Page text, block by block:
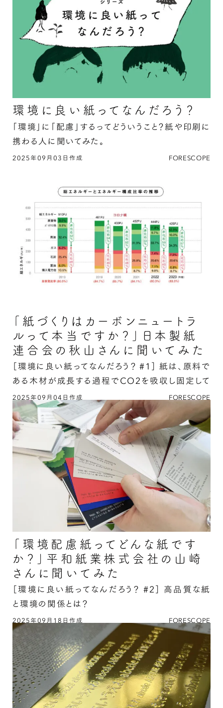
環境に良い紙ってなんだろう？
「環境」に「配慮」するってどういうこと？紙や印刷に
携わる人に聞いてみた。
2025年09月03日作成 FORESCOPE
「紙づくりはカーボンニュートラ
ルって本当ですか？」日本製紙
連合会の秋山さんに聞いてみた
［環境に良い紙ってなんだろう？ #1］ 紙は、原料で
ある木材が成長する過程でCO2を吸収し固定して
いるので、紙を焼却しても新たにCO2を排出したこ
とにはならない …
2025年09月04日作成 FORESCOPE
「紙づくりはカーボンニュートラルって本当です
か？」日本製紙連合会の秋山さんに聞いてみたの
続きを読む
「環境配慮紙ってどんな紙です
か？」平和紙業株式会社の山崎
さんに聞いてみた
［環境に良い紙ってなんだろう？ #2］ 高品質な紙
と環境の関係とは？
2025年09月18日作成 FORESCOPE
「環境配慮紙ってどんな紙ですか？」平和紙業株
式会社の山崎さんに聞いてみたの続きを読む